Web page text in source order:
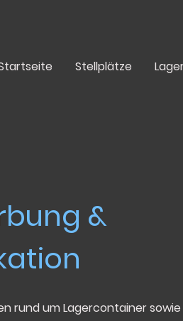
Stellplätze
&
rund um Lagercontainer